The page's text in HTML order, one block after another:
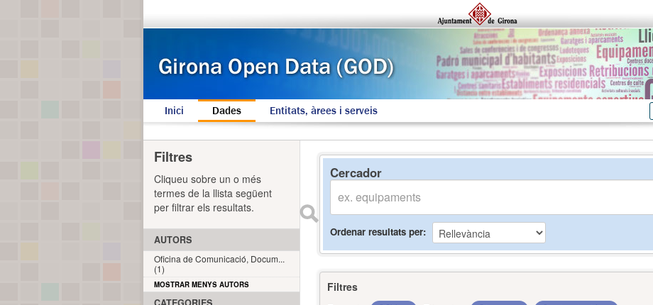
Inici Dades Entitats, àrees i serveis
Cercador
Ordenar resultats per
Filtres
Filtres
Cliqueu sobre un o més
termes de la llista següent
per filtrar els resultats.
AUTORS
Oficina de Comunicació, Docum...
(1)
MOSTRAR MENYS AUTORS